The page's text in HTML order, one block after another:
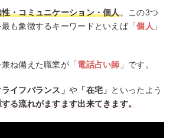
性・コミュニケーション・個人。この3つ
も象徴するキーワードといえば「個人 」
ね備えた職業が「電話占い師 」です。
ライフバランス」や 「在宅」 といったよう
る流れがますます出来てきます。